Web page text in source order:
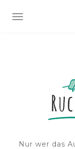
NAVIGATION
Nur wer das